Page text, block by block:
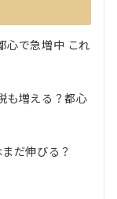
心で急増中 これ
も増える？都心
だ伸びる？